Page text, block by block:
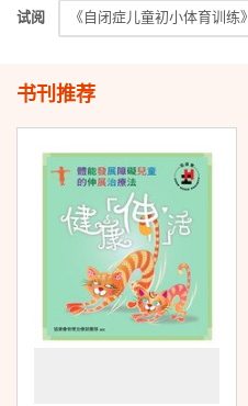
试阅 《自闭症儿童初小体育训练》
书刊推荐